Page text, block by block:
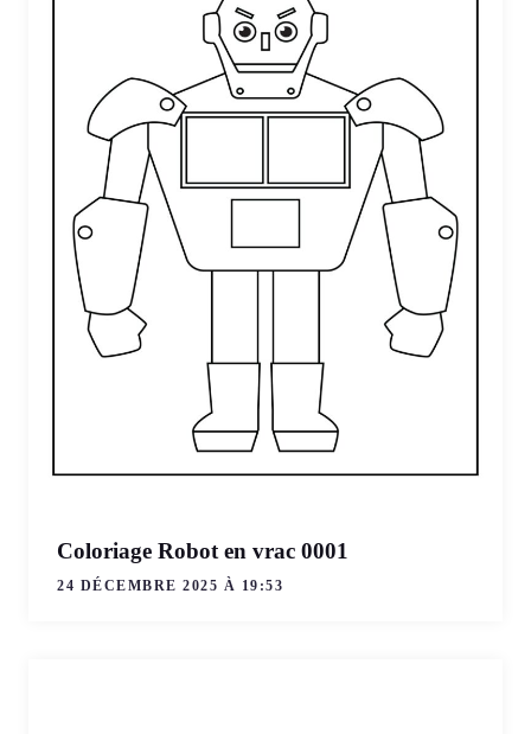
Coloriage Robot en vrac 0001
24 DÉCEMBRE 2025 À 19:53